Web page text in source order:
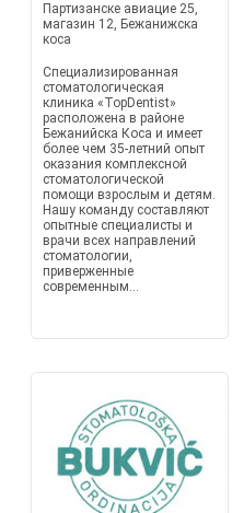
Партизанске авиацие 25,
магазин 12, Бежанижска
коса
Специализированная
стоматологическая
клиника «TopDentist»
расположена в районе
Бежанийска Коса и имеет
более чем 35-летний опыт
оказания комплексной
стоматологической
помощи взрослым и детям.
Нашу команду составляют
опытные специалисты и
врачи всех направлений
стоматологии,
приверженные
современным...